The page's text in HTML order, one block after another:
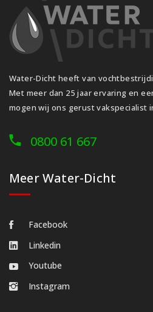
Water-Dicht heeft van
Met meer dan 25 jaar ervaring en
mogen wij ons gerust vakspecialist
0800 61 667
Meer Water-Dicht
Facebook
Linkedin
Youtube
Instagram